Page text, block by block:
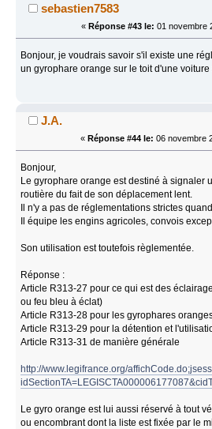
sebastien7583
« Réponse #43 le: 01 novembre
Bonjour, je voudrais savoir s'il existe une
un gyrophare orange sur le toit d'une
J.A.
« Réponse #44 le: 06 novembre
Bonjour,
Le gyrophare orange est destiné à signaler
routière du fait de son déplacement lent.
Il n'y a pas de réglementations strictes
Il équipe les engins agricoles, convois
Son utilisation est toutefois règlementée.
Réponse :
Article R313-27 pour ce qui est des
ou feu bleu à éclat)
Article R313-28 pour les gyrophares
Article R313-29 pour la détention et
Article R313-31 de manière générale
http://www.legifrance.org/
Le gyro orange est lui aussi réservé à tout
ou encombrant dont la liste est fixée par le